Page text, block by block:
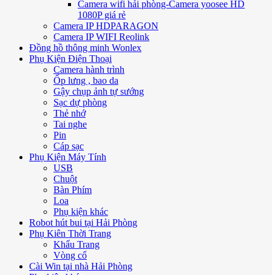
Camera wifi hải phòng-Camera yoosee HD
1080P giá rẻ
Camera IP HDPARAGON
Camera IP WIFI Reolink
Đồng hồ thông minh Wonlex
Phụ Kiện Điện Thoại
Camera hành trình
Ốp lưng , bao da
Gậy chụp ảnh tự sướng
Sạc dự phòng
Thẻ nhớ
Tai nghe
Pin
Cáp sạc
Phụ Kiện Máy Tính
USB
Chuột
Bàn Phím
Loa
Phụ kiện khác
Robot hút bui tại Hải Phòng
Phụ Kiên Thời Trang
Khẩu Trang
Vòng cổ
Cài Win tại nhà Hải Phòng